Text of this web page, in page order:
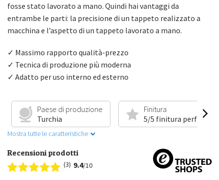
fosse stato lavorato a mano. Quindi hai vantaggi da
entrambe le parti: la precisione di un tappeto realizzato a
macchina e l’aspetto di un tappeto lavorato a mano.
✓ Massimo rapporto qualità-prezzo
✓ Tecnica di produzione più moderna
✓ Adatto per uso interno ed esterno
Paese di produzione
Turchia
Finitura
5/5 finitura perfetta
Mostra tutte le caratteristiche
Recensioni prodotti
(3) 9.4/10